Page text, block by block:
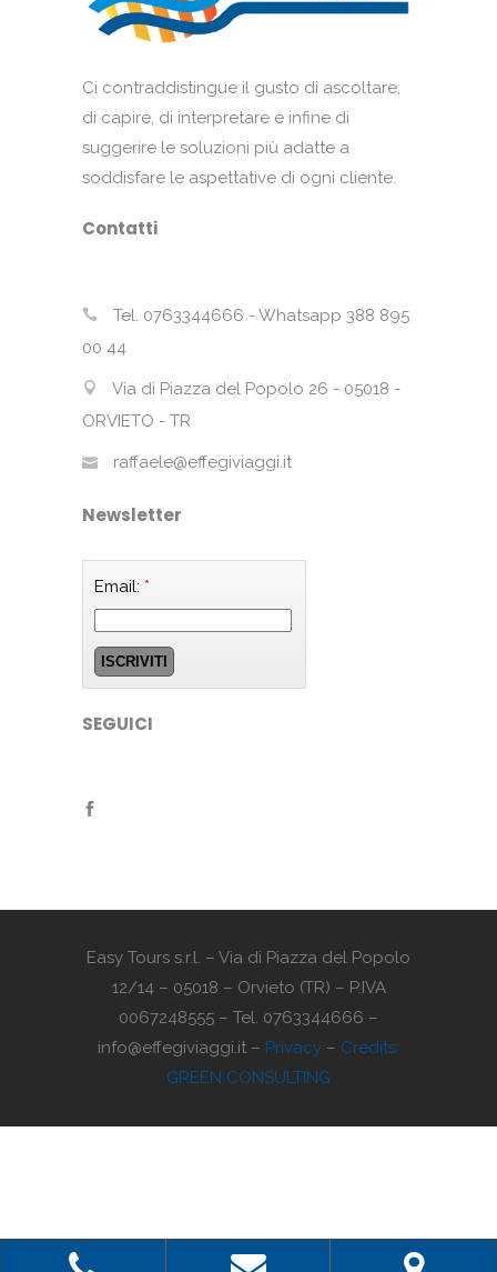
Ci contraddistingue il gusto di ascoltare,
di capire, di interpretare e infine di
suggerire le soluzioni più adatte a
soddisfare le aspettative di ogni cliente.
Contatti
Tel. 0763344666 - Whatsapp 388 895
00 44
Via di Piazza del Popolo 26 - 05018 -
ORVIETO - TR
raffaele@effegiviaggi.it
Newsletter
Email: *
SEGUICI
Easy Tours s.r.l. – Via di Piazza del Popolo
12/14 – 05018 – Orvieto (TR) – P.IVA
0067248555 – Tel. 0763344666 –
info@effegiviaggi.it – Privacy – Credits:
GREEN CONSULTING